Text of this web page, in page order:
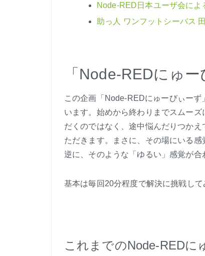
Node-RED日本ユーザ会によ
助っ人 ワンフットシーバス
「Node-REDにゅ
この企画「Node-REDにゅーびぃー
います。始めから終わりまでスムー
だくのではなく、途中悩んだりつか
ただきます。まさに、その場にいる
逆に、そのような「ゆるい」感覚が合
基本は毎回20分程度で解決に挑戦し
これまでのNode-REDに